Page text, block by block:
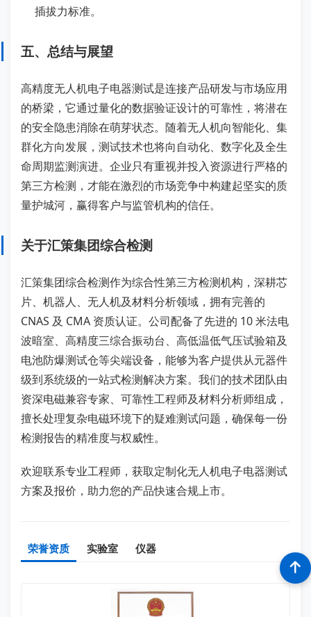
插拔力标准。
五、总结与展望
高精度无人机电子电器测试是连接产品研发与市场应用
的桥梁，它通过量化的数据验证设计的可靠性，将潜在
的安全隐患消除在萌芽状态。随着无人机向智能化、集
群化方向发展，测试技术也将向自动化、数字化及全生
命周期监测演进。企业只有重视并投入资源进行严格的
第三方检测，才能在激烈的市场竞争中构建起坚实的质
量护城河，赢得客户与监管机构的信任。
关于汇策集团综合检测
汇策集团综合检测作为综合性第三方检测机构，深耕芯
片、机器人、无人机及材料分析领域，拥有完善的
CNAS 及 CMA 资质认证。公司配备了先进的 10 米法电
波暗室、高精度三综合振动台、高低温低气压试验箱及
电池防爆测试仓等尖端设备，能够为客户提供从元器件
级到系统级的一站式检测解决方案。我们的技术团队由
资深电磁兼容专家、可靠性工程师及材料分析师组成，
擅长处理复杂电磁环境下的疑难测试问题，确保每一份
检测报告的精准度与权威性。
欢迎联系专业工程师，获取定制化无人机电子电器测试
方案及报价，助力您的产品快速合规上市。
荣誉资质 实验室 仪器